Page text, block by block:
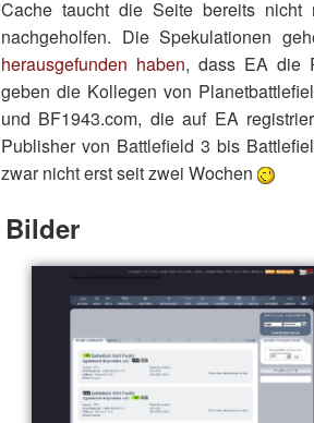
Cache taucht die Seite bereits
nachgeholfen. Die Spekulationen
herausgefunden haben, dass EA die
geben die Kollegen von
und BF1943.com, die auf EA
Publisher von Battlefield 3 bis
zwar nicht erst seit zwei Wochen
Bilder